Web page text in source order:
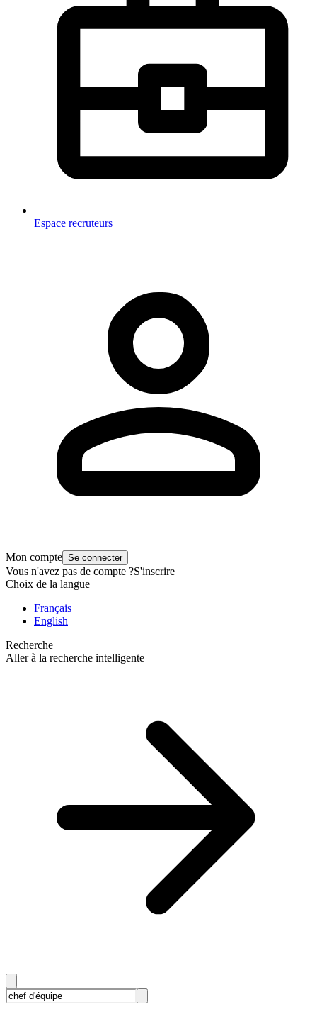
Espace recruteurs
Mon compte Se connecter
Vous n'avez pas de compte ?S'inscrire
Choix de la langue
Français
English
Recherche
Aller à la recherche intelligente